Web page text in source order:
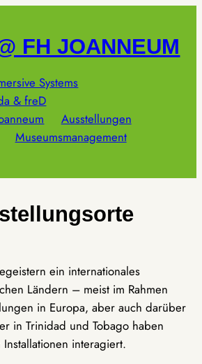
FH JOANNEUM
Systems
& freD
Ausstellungen
Museumsmanagement
ein internationales
Ländern – meist im Rahmen
in Europa, aber auch darüber
in Trinidad und Tobago haben
interagiert.